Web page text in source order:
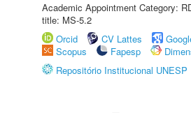
Academic Appointment Category:
title: MS-5.2
Orcid
CV Lattes
Scopus
Fapesp
Repositório Institucional UNESP